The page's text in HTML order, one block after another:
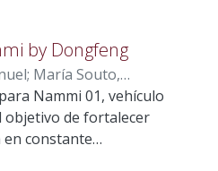
by Dongfeng
; María Souto,
Nammi 01, vehículo
objetivo de fortalecer
constante